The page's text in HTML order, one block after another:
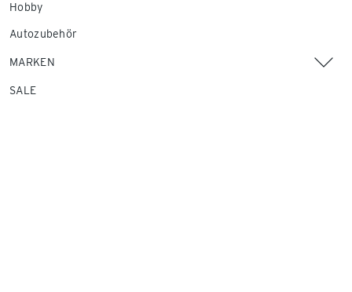
Hobby
Autozubehör
MARKEN
SALE